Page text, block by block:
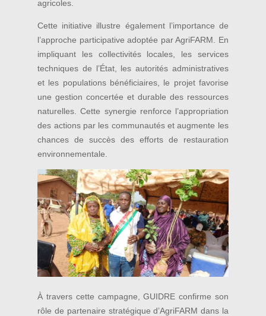
agricoles.
Cette initiative illustre également l’importance de
l’approche participative adoptée par AgriFARM. En
impliquant les collectivités locales, les services
techniques de l’État, les autorités administratives
et les populations bénéficiaires, le projet favorise
une gestion concertée et durable des ressources
naturelles. Cette synergie renforce l’appropriation
des actions par les communautés et augmente les
chances de succès des efforts de restauration
environnementale.
À travers cette campagne, GUIDRE confirme son
rôle de partenaire stratégique d’AgriFARM dans la